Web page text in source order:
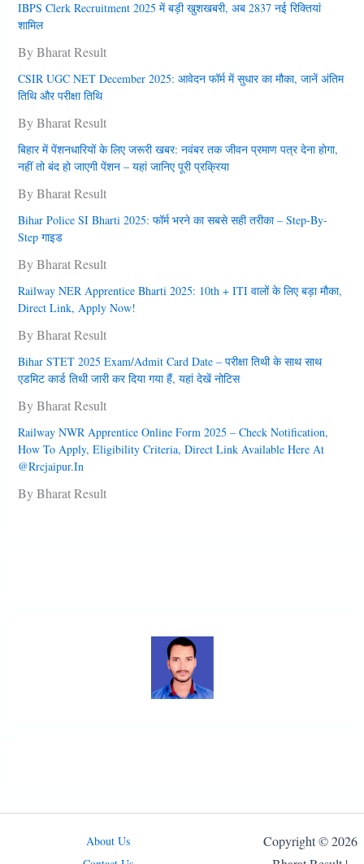
IBPS Clerk Recruitment 2025 में बड़ी खुशखबरी, अब 2837 नई रिक्तियां
शामिल
By Bharat Result
CSIR UGC NET December 2025: आवेदन फॉर्म में सुधार का मौका, जानें अंतिम
तिथि और परीक्षा तिथि
By Bharat Result
बिहार में पेंशनधारियों के लिए जरूरी खबर: नवंबर तक जीवन प्रमाण पत्र देना हाेगा,
नहीं तो बंद हो जाएगी पेंशन – यहां जानिए पूरी प्रक्रिया
By Bharat Result
Bihar Police SI Bharti 2025: फॉर्म भरने का सबसे सही तरीका – Step-By-
Step गाइड
By Bharat Result
Railway NER Apprentice Bharti 2025: 10th + ITI वालों के लिए बड़ा मौका,
Direct Link, Apply Now!
By Bharat Result
Bihar STET 2025 Exam/Admit Card Date – परीक्षा तिथी के साथ साथ
एडमिट कार्ड तिथी जारी कर दिया गया हैं, यहां देखें नोटिस
By Bharat Result
Railway NWR Apprentice Online Form 2025 – Check Notification,
How To Apply, Eligibility Criteria, Direct Link Available Here At
@rrcjaipur.in
By Bharat Result
About Us
Copyright © 2026